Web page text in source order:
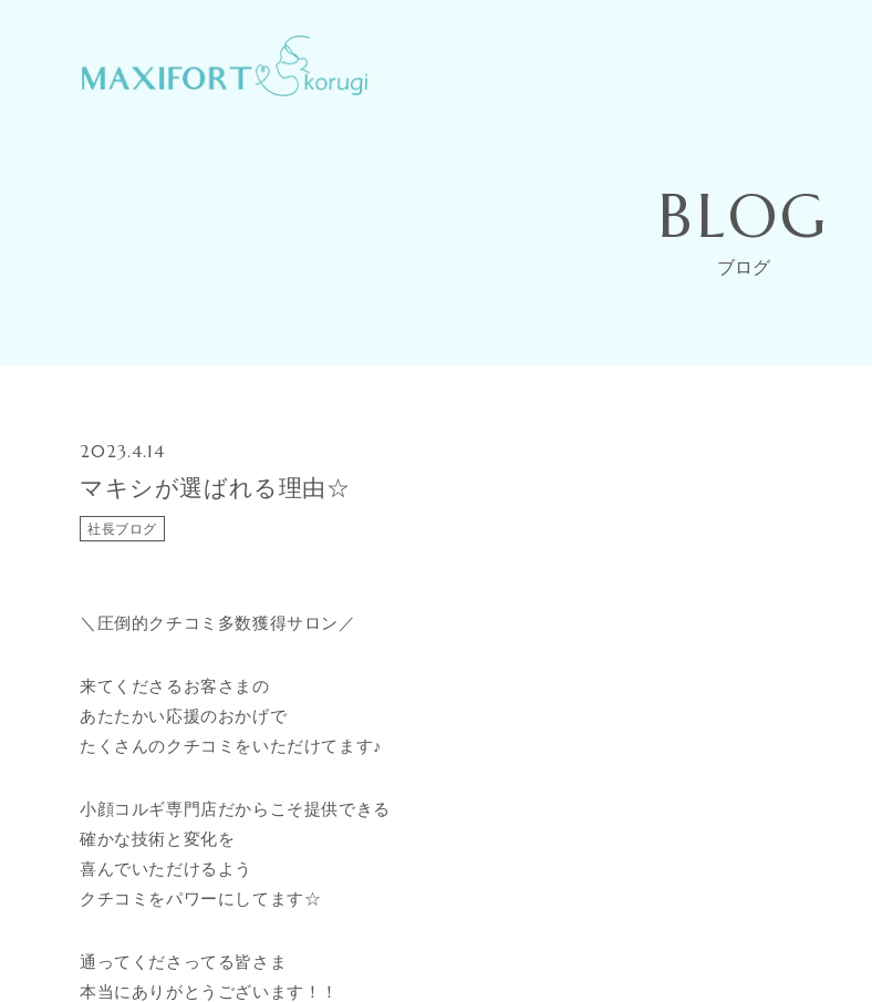
BLOG
ブログ
2023.4.14
マキシが選ばれる理由☆
社長ブログ
＼圧倒的クチコミ多数獲得サロン／
来てくださるお客さまの
あたたかい応援のおかげで
たくさんのクチコミをいただけてます♪
小顔コルギ専門店だからこそ提供できる
確かな技術と変化を
喜んでいただけるよう
クチコミをパワーにしてます☆
通ってくださってる皆さま
本当にありがとうございます！！